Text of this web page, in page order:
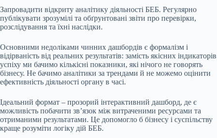
Запровадити відкриту аналітику діяльності БЕБ. Регулярно
публікувати зрозумілі та обґрунтовані звіти про перевірки,
розслідування та їхні наслідки.
Основними недоліками чинних дашбордів є формалізм і
відірваність від реальних результатів: замість якісних індикаторів
успіху ми бачимо кількісні показники, які нічого не говорять
бізнесу. Не бачимо аналітики за трендами й не можемо оцінити
ефективність діяльності органу в часі.
Ідеальний формат – прозорий інтерактивний дашборд, де є
можливість побачити зв’язок між витраченими ресурсами та
отриманими результатами. Це допомогло б бізнесу і суспільству
краще розуміти логіку дій БЕБ.